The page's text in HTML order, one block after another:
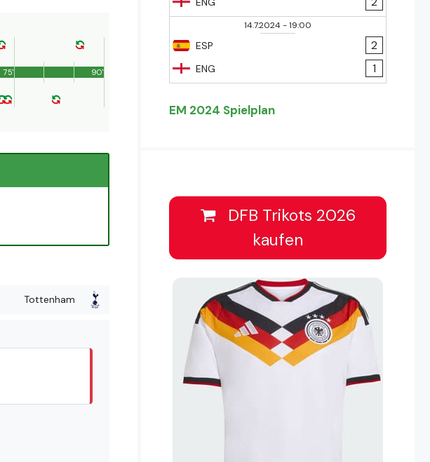
90'
75'
Tottenham
14.7.2024-19:00
ESP
ENG
2
1
EM 2024 Spielplan
DFB Trikots 2026
kaufen